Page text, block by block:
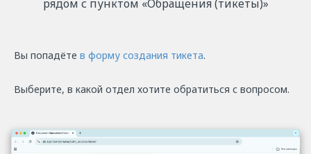
рядом с пунктом «Обращения (тикеты)»
Вы попадёте в форму создания тикета.
Выберите, в какой отдел хотите обратиться с вопросом.